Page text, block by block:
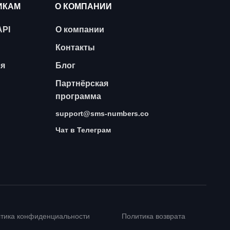
О КОМПАНИИ
О компании
Контакты
Блог
Партнёрская
программа
support@sms-numbers.co
Чат в Телеграм
конфиденциальности Политика возврата